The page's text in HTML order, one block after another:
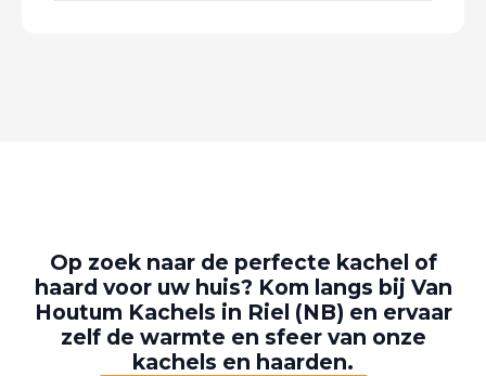
Op zoek naar de perfecte kachel of
haard voor uw huis? Kom langs bij Van
Houtum Kachels in Riel (NB) en ervaar
zelf de warmte en sfeer van onze
kachels en haarden.